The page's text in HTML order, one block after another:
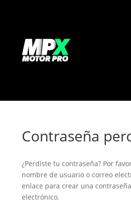
Contraseña
¿Perdiste tu contraseña? Por
nombre de usuario o correo
enlace para crear una
electrónico.